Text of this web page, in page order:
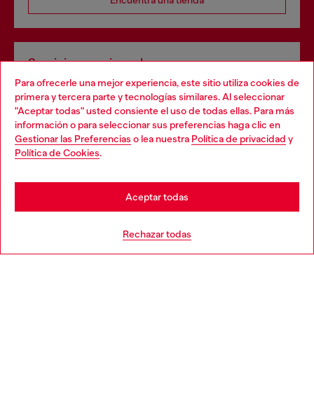
Para ofrecerle una mejor experiencia, este sitio utiliza cookies de
primera y tercera parte y tecnologías similares. Al seleccionar
"Aceptar todas" usted consiente el uso de todas ellas. Para más
información o para seleccionar sus preferencias haga clic en
Gestionar las Preferencias o lea nuestra Política de privacidad y
Política de Cookies.
Rechazar todas
Aceptar todas
Servicios omnicanal
Descubre todos nuestros servicios, tanto en línea como
en la tienda.
Choose your location
You are currently browsing España website, but it seems you
may be based in United States